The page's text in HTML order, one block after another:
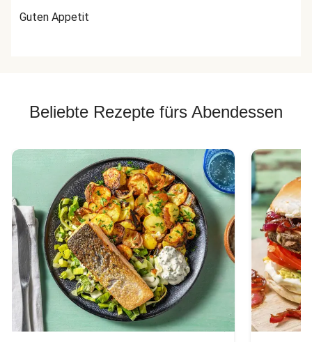
Guten Appetit
Beliebte Rezepte fürs Abendessen